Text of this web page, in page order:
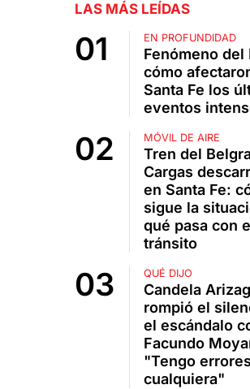
LAS MÁS LEÍDAS
EN PROFUNDIDAD
Fenómeno del
cómo
Santa Fe los
eventos
MÓVIL DE AIRE
Tren del
Cargas
en Santa Fe:
sigue la
qué pasa con
tránsito
QUÉ DIJO
Candela
rompió el
el escándalo
Facundo
"Tengo
cualquiera"